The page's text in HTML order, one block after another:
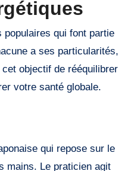
populaires qui font partie
a ses particularités,
objectif de rééquilibrer
votre santé globale.
qui repose sur le
mains. Le praticien agit